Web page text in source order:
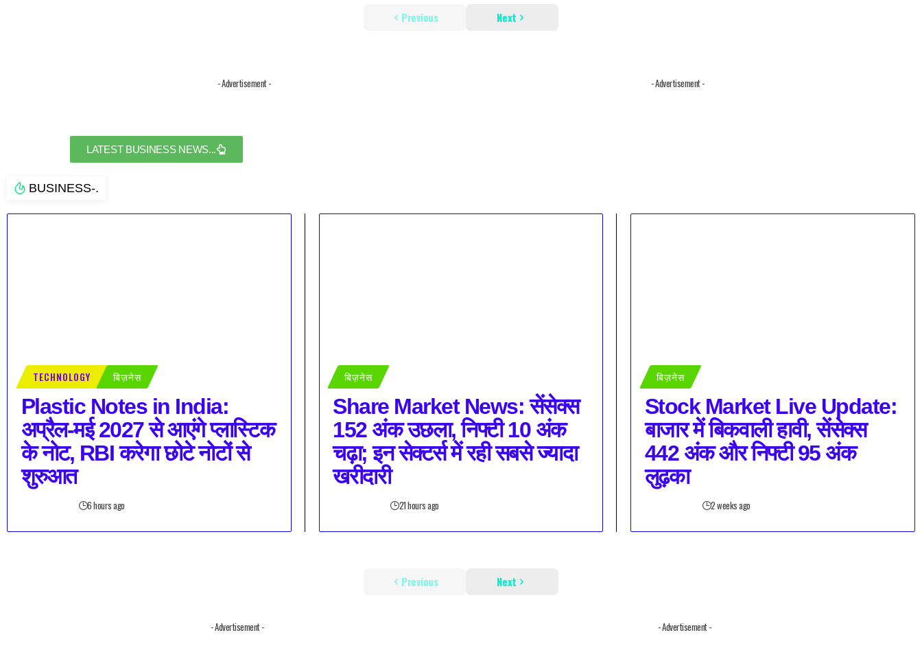
Previous Next
- Advertisement - - Advertisement -
LATEST BUSINESS NEWS...
BUSINESS-.
TECHNOLOGY बिज़नेस
Plastic Notes in India:
अप्रैल-मई 2027 से आएंगे प्लास्टिक
के नोट, RBI करेगा छोटे नोटों से
शुरुआत
6 hours ago
बिज़नेस
Share Market News: सेंसेक्स
152 अंक उछला, निफ्टी 10 अंक
चढ़ा; इन सेक्टर्स में रही सबसे ज्यादा
खरीदारी
21 hours ago
बिज़नेस
Stock Market Live Update:
बाजार में बिकवाली हावी, सेंसेक्स
442 अंक और निफ्टी 95 अंक
लुढ़का
2 weeks ago
Previous Next
- Advertisement - - Advertisement -